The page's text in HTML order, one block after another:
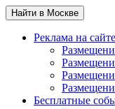
Найти в Москве
Реклама на сайте
Бесплатные